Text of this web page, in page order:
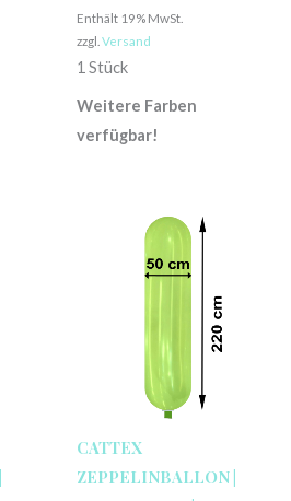
Enthält 19% MwSt.
zzgl. Versand
1 Stück
Weitere Farben
verfügbar!
CATTEX
ZEPPELINBALLON |